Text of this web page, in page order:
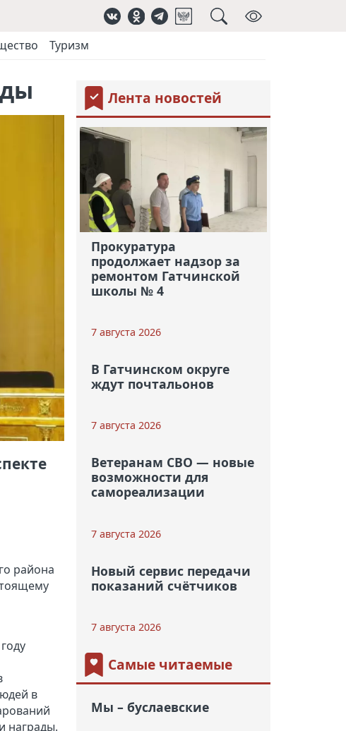
Туризм
района
в
награды.
Лента новостей
Прокуратура
продолжает надзор за
ремонтом Гатчинской
школы № 4
7 августа 2026
В Гатчинском округе
ждут почтальонов
7 августа 2026
Ветеранам СВО — новые
возможности для
самореализации
7 августа 2026
Новый сервис передачи
показаний счётчиков
7 августа 2026
Самые читаемые
Мы – буслаевские